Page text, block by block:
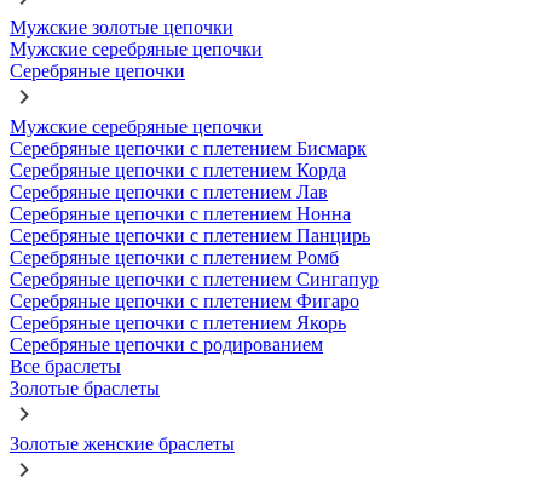
Мужские золотые цепочки
Мужские серебряные цепочки
Серебряные цепочки
Мужские серебряные цепочки
Серебряные цепочки с плетением Бисмарк
Серебряные цепочки с плетением Корда
Серебряные цепочки с плетением Лав
Серебряные цепочки с плетением Нонна
Серебряные цепочки с плетением Панцирь
Серебряные цепочки с плетением Ромб
Серебряные цепочки с плетением Сингапур
Серебряные цепочки с плетением Фигаро
Серебряные цепочки с плетением Якорь
Серебряные цепочки с родированием
Все браслеты
Золотые браслеты
Золотые женские браслеты